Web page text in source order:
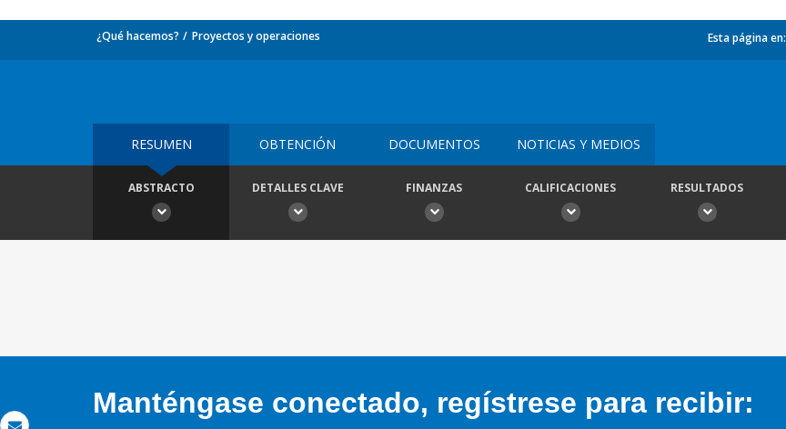
¿Qué hacemos? Proyectos y operaciones Esta página en:
RESUMEN OBTENCIÓN DOCUMENTOS NOTICIAS Y MEDIOS
ABSTRACTO DETALLES CLAVE FINANZAS CALIFICACIONES RESULTADOS
Manténgase conectado, regístrese para recibir: